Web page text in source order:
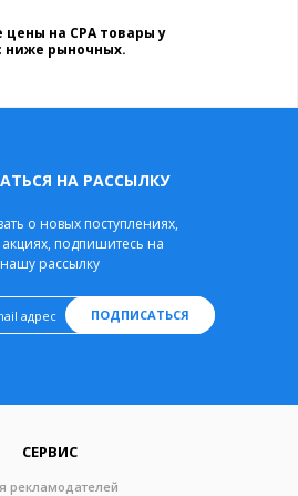
на CPA товары у
ниже рыночных.
НА РАССЫЛКУ
о новых поступлениях,
акциях, подпишитесь на
нашу рассылку
ПОДПИСАТЬСЯ
СЕРВИС
рекламодателей